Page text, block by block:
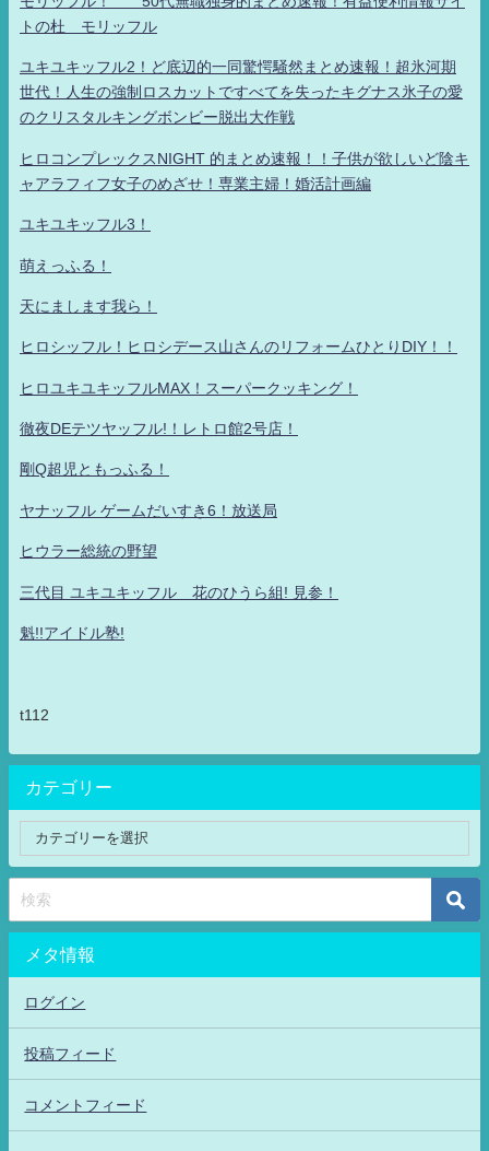
トの杜 モリッフル
ユキユキッフル2！ど底辺的一同驚愕騒然まとめ速報！超氷河期
世代！人生の強制ロスカットですべてを失ったキグナス氷子の愛
のクリスタルキングボンビー脱出大作戦
ヒロコンプレックスNIGHT 的まとめ速報！！子供が欲しいど陰キ
ャアラフィフ女子のめざせ！専業主婦！婚活計画編
ユキユキッフル3！
萌えっふる！
天にまします我ら！
ヒロシッフル！ヒロシデース山さんのリフォームひとりDIY！！
ヒロユキユキッフルMAX！スーパークッキング！
徹夜DEテツヤッフル!！レトロ館2号店！
剛Q超児ともっふる！
ヤナッフル ゲームだいすき6！放送局
ヒウラー総統の野望
三代目 ユキユキッフル 花のひうら組! 見参！
魁!!アイドル塾!
t112
カテゴリー
メタ情報
ログイン
投稿フィード
コメントフィード